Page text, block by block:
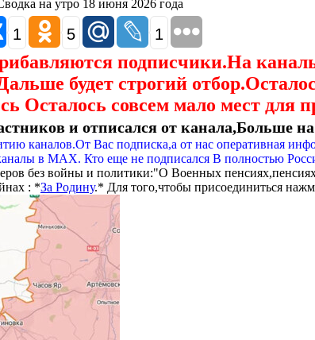
на утро 18 июня 2026 года
1 5 1
подписчики.На
будет строгий
Осталось совсем мало мест для
и отписался от канала,Больше
каналов.От Вас подписка,а от нас оперативная
в МАХ. Кто еще не подписался В полностью
без войны и политики:"О Военных
: *За Родину.* Для того,чтобы присоединиться